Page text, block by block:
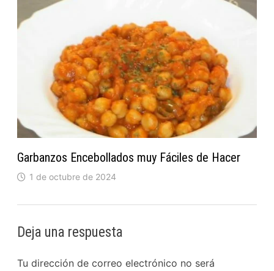
Garbanzos Encebollados muy Fáciles de Hacer
1 de octubre de 2024
Deja una respuesta
Tu dirección de correo electrónico no será